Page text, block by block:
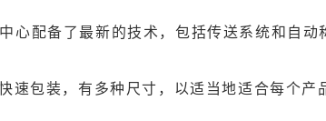
心配备了最新的技术，包括传送系统和自
包装，有多种尺寸，以适当地适合每个